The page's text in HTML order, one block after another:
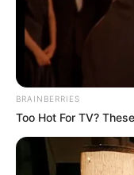
The Instagram
Look Like Barbie
BRAINBERRIES
BRAINBERRIES
Too Hot For TV?